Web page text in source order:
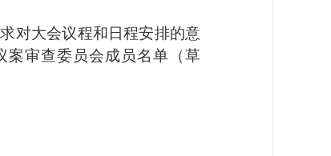
对大会议程和日程安排的意
案审查委员会成员名单（草